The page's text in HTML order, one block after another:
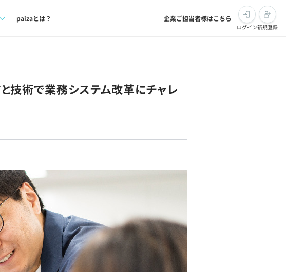
paizaとは？ 企業ご担当者様はこちら
ログイン新規登録
技術で業務システム改革にチャレ